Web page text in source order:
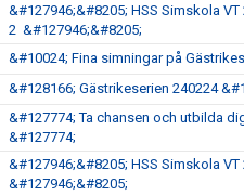
&#127946;&#8205; HSS Simskola
2 &#127946;&#8205;
&#10024; Fina simningar på
&#128166; Gästrikeserien 240224
&#127774; Ta chansen och utbilda
&#127774;
&#127946;&#8205; HSS Simskola
&#127946;&#8205;